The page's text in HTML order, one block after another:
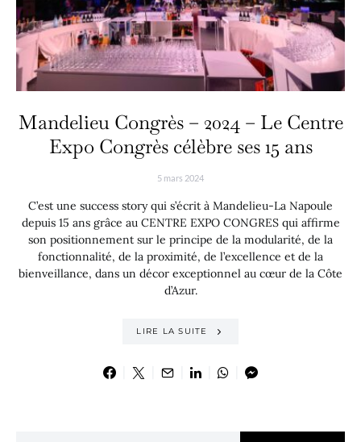
Mandelieu Congrès – 2024 – Le Centre
Expo Congrès célèbre ses 15 ans
5 mars 2024
C’est une success story qui s’écrit à Mandelieu-La Napoule
depuis 15 ans grâce au CENTRE EXPO CONGRES qui affirme
son positionnement sur le principe de la modularité, de la
fonctionnalité, de la proximité, de l’excellence et de la
bienveillance, dans un décor exceptionnel au cœur de la Côte
d’Azur.
LIRE LA SUITE